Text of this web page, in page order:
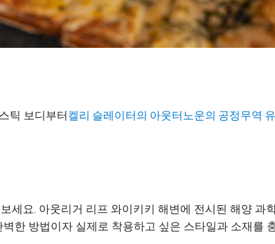
틱 보디부터켈리 슬레이터의 아웃터노운의 공정무역
요. 아웃리거 리프 와이키키 해변에 전시된 해양 과
한 방법이자 실제로 착용하고 싶은 스타일과 소재를